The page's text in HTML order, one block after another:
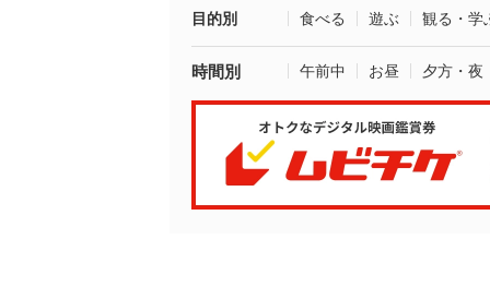
目的別 食べる 遊ぶ 観る・学
時間別 午前中 お昼 夕方・夜